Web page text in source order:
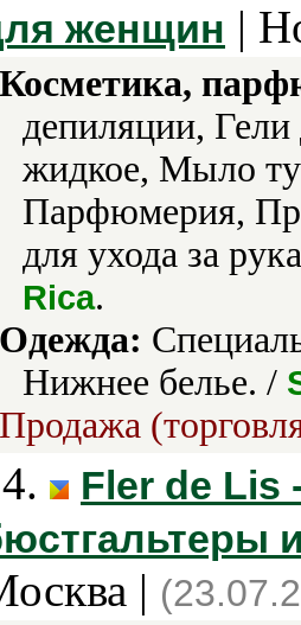
женщин |
Косметика,
депиляции,
жидкое, Мыло
Парфюмерия,
для ухода за
Rica.
Одежда:
Нижнее белье. /
Продажа
Fler de Lis
|